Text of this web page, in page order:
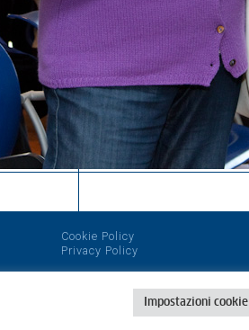
Cookie Policy
Privacy Policy
Impostazioni cookie